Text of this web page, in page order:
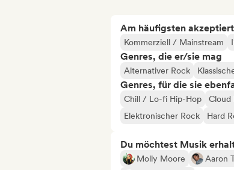
Am häufigsten
Kommerziell / Mainstream
Genres, die er/sie mag
Alternativer Rock
Genres, für die sie
Chill / Lo-fi Hip-Hop Cloud
Elektronischer Rock
Hard
Du möchtest Musik
Molly Moore Aaron